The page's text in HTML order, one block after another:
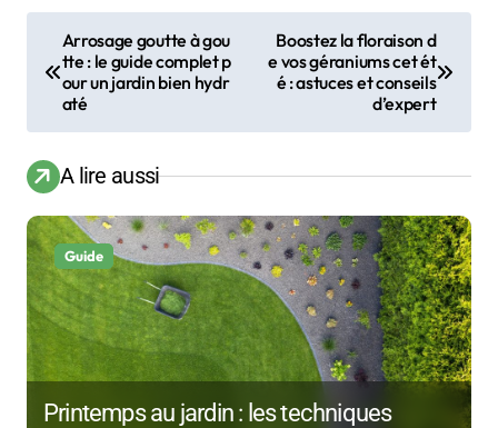
v
i
g
a
t
i
Arrosage goutte à gou
tte : le guide complet p
our un jardin bien hydr
até
Boostez la floraison d
e vos géraniums cet ét
é : astuces et conseils
d’expert
A lire aussi
Guide
Printemps au jardin : les techniques